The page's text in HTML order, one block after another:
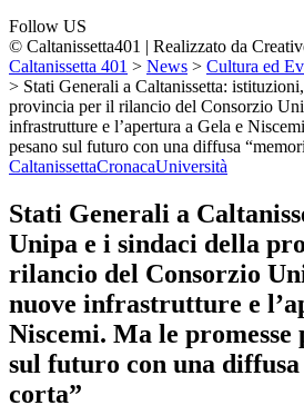
Follow US
© Caltanissetta401 | Realizzato da
Caltanissetta 401 > News > Cultura ed
> Stati Generali a Caltanissetta:
provincia per il rilancio del Consorzio
infrastrutture e l’apertura a Gela e
pesano sul futuro con una diffusa
CaltanissettaCronacaUniversità
Stati Generali a
Unipa e i sindaci della
rilancio del Consorzio
nuove infrastrutture e
Niscemi. Ma le promesse
sul futuro con una
corta”